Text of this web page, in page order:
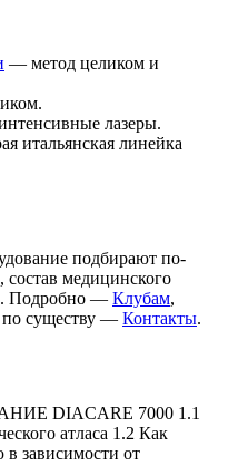
— метод целиком и
лазеры.
итальянская линейка
подбирают по-
медицинского
Подробно — Клубам,
по существу — Контакты.
DIACARE 7000 1.1
атласа 1.2 Как
зависимости от